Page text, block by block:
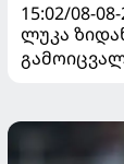
15:02/08-
ლუკა